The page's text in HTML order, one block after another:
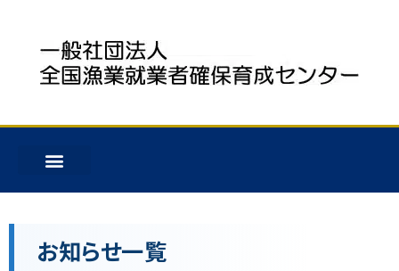
お知らせ一覧